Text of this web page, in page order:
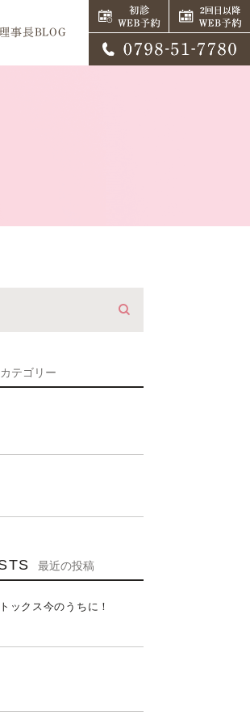
事長BLOG
カテゴリー
最近の投稿
ックス今のうちに！